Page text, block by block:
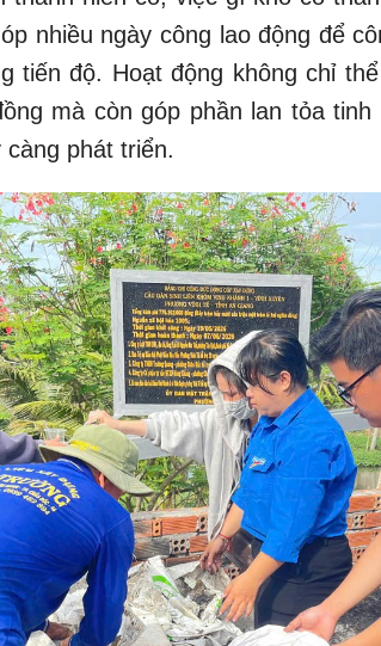
nhiều ngày công lao động để
tiến độ. Hoạt động không chỉ
mà còn góp phần lan tỏa
phát triển.